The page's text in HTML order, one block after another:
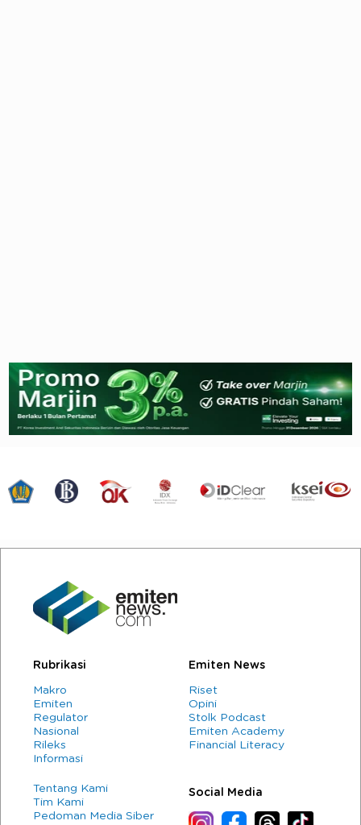
Rubrikasi
Makro
Emiten
Regulator
Nasional
Rileks
Informasi
Emiten News
Riset
Opini
Stolk Podcast
Emiten Academy
Financial Literacy
Tentang Kami
Tim Kami
Pedoman Media Siber
Social Media